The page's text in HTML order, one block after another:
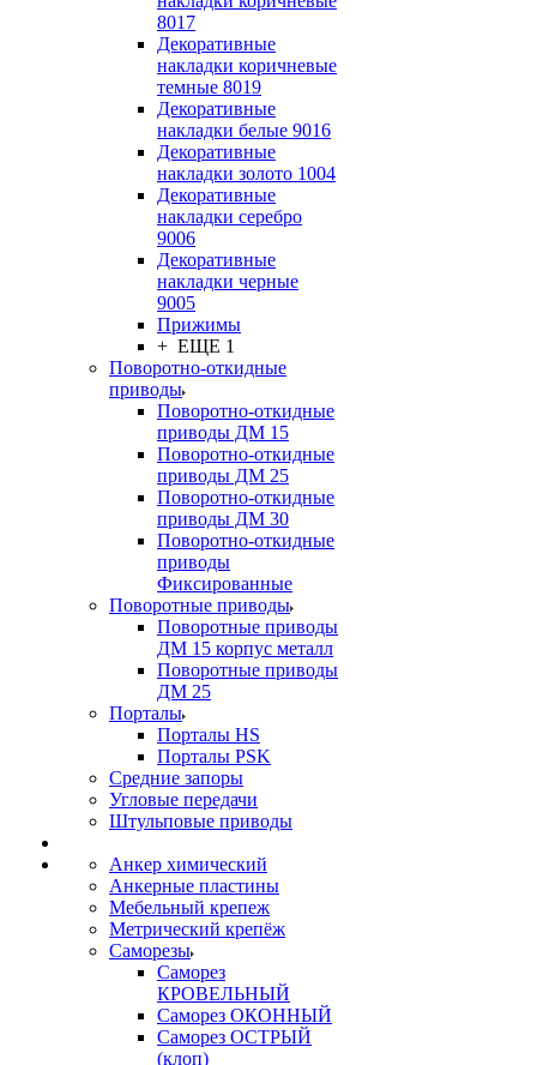
8017
Декоративные
накладки коричневые
темные 8019
Декоративные
накладки белые 9016
Декоративные
накладки золото 1004
Декоративные
накладки серебро
9006
Декоративные
накладки черные
9005
Прижимы
+ ЕЩЕ 1
Поворотно-откидные
приводы
Поворотно-откидные
приводы ДМ 15
Поворотно-откидные
приводы ДМ 25
Поворотно-откидные
приводы ДМ 30
Поворотно-откидные
приводы
Фиксированные
Поворотные приводы
Поворотные приводы
ДМ 15 корпус металл
Поворотные приводы
ДМ 25
Порталы
Порталы HS
Порталы PSK
Средние запоры
Угловые передачи
Штульповые приводы
Анкер химический
Анкерные пластины
Мебельный крепеж
Метрический крепёж
Саморезы
Саморез
КРОВЕЛЬНЫЙ
Саморез ОКОННЫЙ
Саморез ОСТРЫЙ
(клоп)